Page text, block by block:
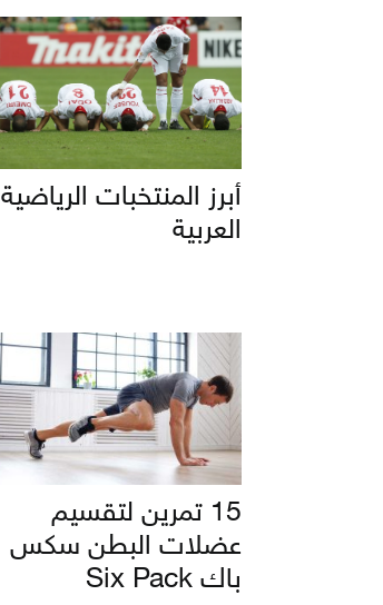
أبرز المنتخبات الرياضية
العربية
15 تمرين لتقسيم
عضلات البطن سكس
باك Six Pack